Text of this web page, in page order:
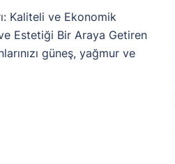
Kaliteli ve Ekonomik
Estetiği Bir Araya Getiren
güneş, yağmur ve